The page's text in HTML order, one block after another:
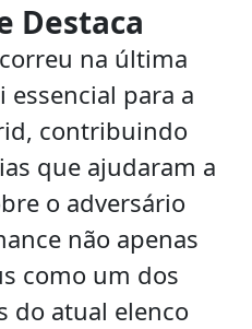
Destaca
na última
essencial para a
contribuindo
que ajudaram a
o adversário
não apenas
como um dos
do atual elenco